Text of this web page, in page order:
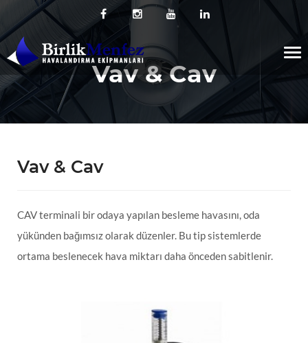
Vav & Cav
Vav & Cav
CAV terminali bir odaya yapılan besleme havasını, oda
yükünden bağımsız olarak düzenler. Bu tip sistemlerde
ortama beslenecek hava miktarı daha önceden sabitlenir.